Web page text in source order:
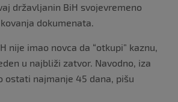
državljanin BiH svojevremeno
dokumenata.
nije imao novca da “otkupi” kaznu,
u najbliži zatvor. Navodno, iza
ostati najmanje 45 dana, pišu